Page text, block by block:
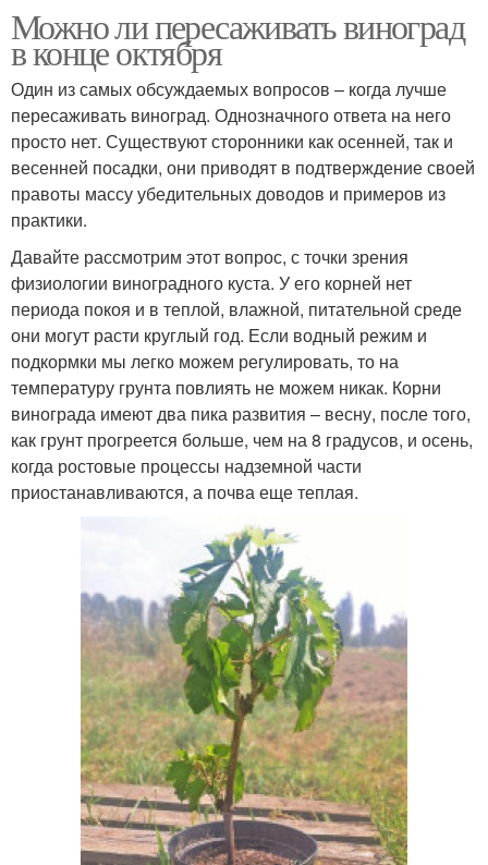
Можно ли пересаживать виноград
в конце октября
Один из самых обсуждаемых вопросов – когда лучше
пересаживать виноград. Однозначного ответа на него
просто нет. Существуют сторонники как осенней, так и
весенней посадки, они приводят в подтверждение своей
правоты массу убедительных доводов и примеров из
практики.
Давайте рассмотрим этот вопрос, с точки зрения
физиологии виноградного куста. У его корней нет
периода покоя и в теплой, влажной, питательной среде
они могут расти круглый год. Если водный режим и
подкормки мы легко можем регулировать, то на
температуру грунта повлиять не можем никак. Корни
винограда имеют два пика развития – весну, после того,
как грунт прогреется больше, чем на 8 градусов, и осень,
когда ростовые процессы надземной части
приостанавливаются, а почва еще теплая.